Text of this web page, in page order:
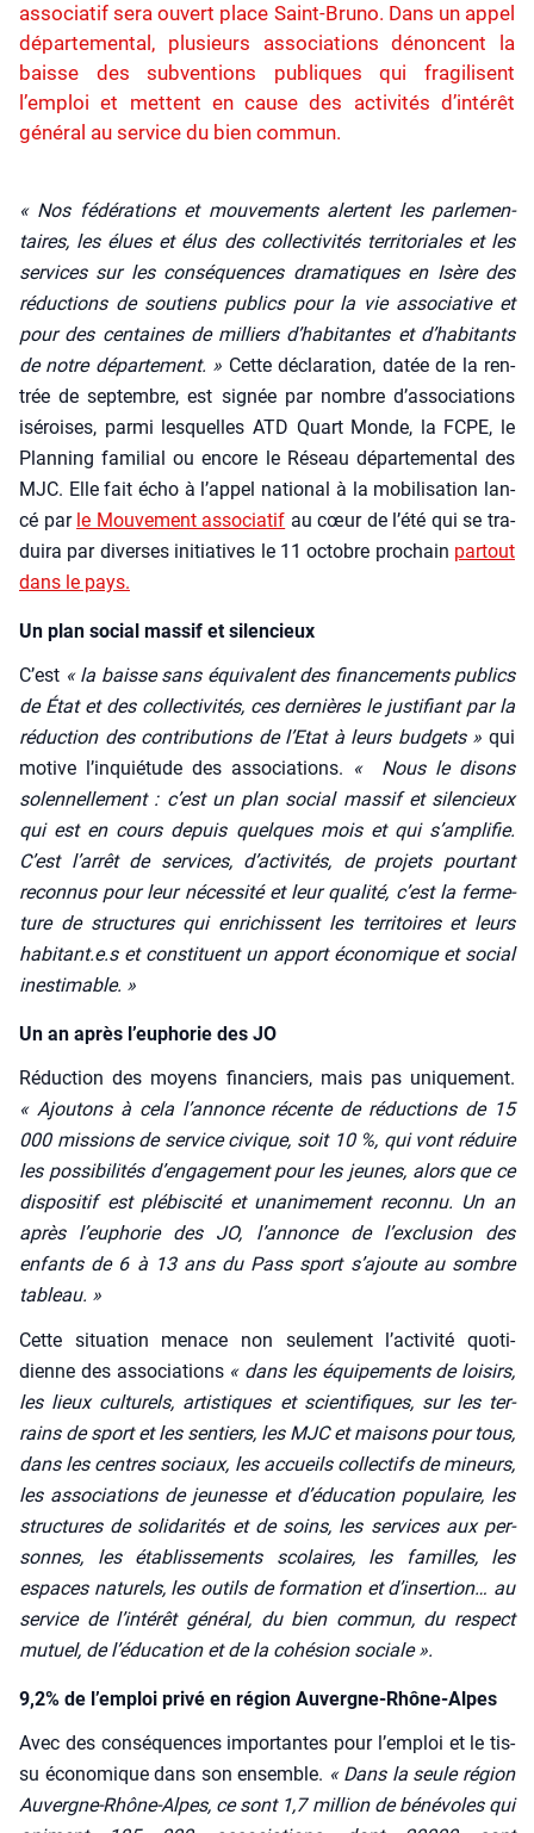
associatif sera ouvert place Saint-Bruno. Dans un appel
départemental, plusieurs associations dénoncent la
baisse des subventions publiques qui fragilisent
l’emploi et mettent en cause des activités d’intérêt
général au service du bien commun.
« Nos fédé­ra­tions et mou­ve­ments alertent les par­le­men­
taires, les élues et élus des col­lec­ti­vi­tés ter­ri­to­riales et les
ser­vices sur les consé­quences dra­ma­tiques en Isère des
réduc­tions de sou­tiens publics pour la vie asso­cia­tive et
pour des cen­taines de mil­liers d’habitantes et d’habitants
de notre dépar­te­ment. » Cette décla­ra­tion, datée de la ren­
trée de sep­tembre, est signée par nombre d’associations
isé­roises, par­mi les­quelles ATD Quart Monde, la FCPE, le
Plan­ning fami­lial ou encore le Réseau dépar­te­men­tal des
MJC. Elle fait écho à l’appel natio­nal à la mobi­li­sa­tion lan­
cé par le Mou­ve­ment asso­cia­tif au cœur de l’été qui se tra­
dui­ra par diverses ini­tia­tives le 11 octobre pro­chain par­tout
dans le pays.
Un plan social massif et silencieux
C’est « la baisse sans équi­valent des finan­ce­ments publics
de État et des col­lec­ti­vi­tés, ces der­nières le jus­ti­fiant par la
réduc­tion des contri­bu­tions de l’Etat à leurs bud­gets » qui
motive l’inquiétude des asso­cia­tions. « Nous le disons
solen­nel­le­ment : c’est un plan social mas­sif et silen­cieux
qui est en cours depuis quelques mois et qui s’amplifie.
C’est l’arrêt de ser­vices, d’activités, de pro­jets pour­tant
recon­nus pour leur néces­si­té et leur qua­li­té, c’est la fer­me­
ture de struc­tures qui enri­chissent les ter­ri­toires et leurs
habitant.e.s et consti­tuent un apport éco­no­mique et social
ines­ti­mable. »
Un an après l’euphorie des JO
Réduc­tion des moyens finan­ciers, mais pas uni­que­ment.
« Ajou­tons à cela l’annonce récente de réduc­tions de 15
000 mis­sions de ser­vice civique, soit 10 %, qui vont réduire
les pos­si­bi­li­tés d’engagement pour les jeunes, alors que ce
dis­po­si­tif est plé­bis­ci­té et una­ni­me­ment recon­nu. Un an
après l’euphorie des JO, l’annonce de l’exclusion des
enfants de 6 à 13 ans du Pass sport s’ajoute au sombre
tableau. »
Cette situa­tion menace non seule­ment l’activité quo­ti­
dienne des asso­cia­tions « dans les équi­pe­ments de loi­sirs,
les lieux cultu­rels, artis­tiques et scien­ti­fiques, sur les ter­
rains de sport et les sen­tiers, les MJC et mai­sons pour tous,
dans les centres sociaux, les accueils col­lec­tifs de mineurs,
les asso­cia­tions de jeu­nesse et d’éducation popu­laire, les
struc­tures de soli­da­ri­tés et de soins, les ser­vices aux per­
sonnes, les éta­blis­se­ments sco­laires, les familles, les
espaces natu­rels, les outils de for­ma­tion et d’insertion… au
ser­vice de l’intérêt géné­ral, du bien com­mun, du res­pect
mutuel, de l’éducation et de la cohé­sion sociale ».
9,2% de l’emploi privé en région Auvergne-Rhône-Alpes
Avec des consé­quences impor­tantes pour l’emploi et le tis­
su éco­no­mique dans son ensemble. « Dans la seule région
Auvergne-Rhône-Alpes, ce sont 1,7 mil­lion de béné­voles qui